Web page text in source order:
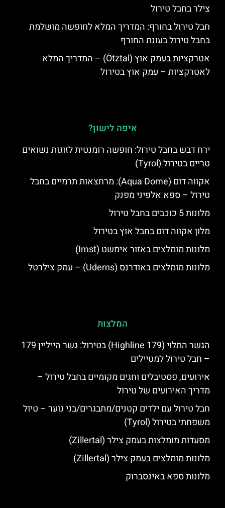
צילר בחבל טירול
חבל טירול בחורף: המדריך המלא לחופשה מושלמת
בחבל טירול בעונת החורף
אטרקציות בעמק אוץ (Ötztal) – המדריך המלא
לאטרקציות – עמק אוץ בטירול
איפה לישון?
ירח דבש בחבל טירול: חופשה רומנטית לזוגות נשואים
טריים בטירול (Tyrol)
אקווה דום (Aqua Dome): מרחצאות תרמיים בחבל
טירול – ספא אלפיני מפנק
מלונות 5 כוכבים בחבל טירול
מלון אקווה דום בחבל אוץ בטירול
מלונות מומלצים באזור אימשט (Imst)
מלונות מומלצים באודרנס (Uderns) – עמק צילרטל
המלצות
הגשר התלוי (Highline 179) בטירול: גשר הייליין 179
– חבל טירול למטיילים
אירועים, פסטיבלים וחגים מקומיים בחבל טירול –
מדריך האירועים של טירול
חבל טירול עם ילדים קטנים/מתבגרים/בני נוער – טיול
משפחתי בטירול (Tyrol)
מסעדות מומלצות בעמק צילר (Zillertal)
מלונות מומלצים בעמק צילר (Zillertal)
מלונות ספא באינסברוק